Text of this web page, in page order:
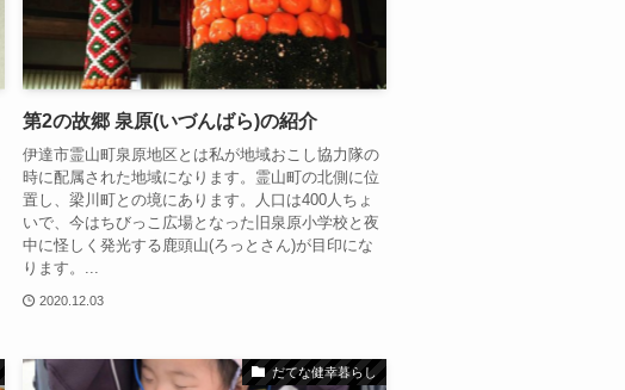
第2の故郷 泉原(いづんばら)の紹介
伊達市霊山町泉原地区とは私が地域おこし協力隊の
時に配属された地域になります。霊山町の北側に位
置し、梁川町との境にあります。人口は400人ちょ
いで、今はちびっこ広場となった旧泉原小学校と夜
中に怪しく発光する鹿頭山(ろっとさん)が目印にな
ります。...
2020.12.03
だてな健幸暮らし